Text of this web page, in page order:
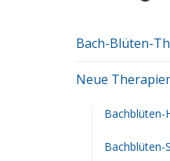
Bach-Blüten-
Neue
Bachblüten-
Bachblüten-